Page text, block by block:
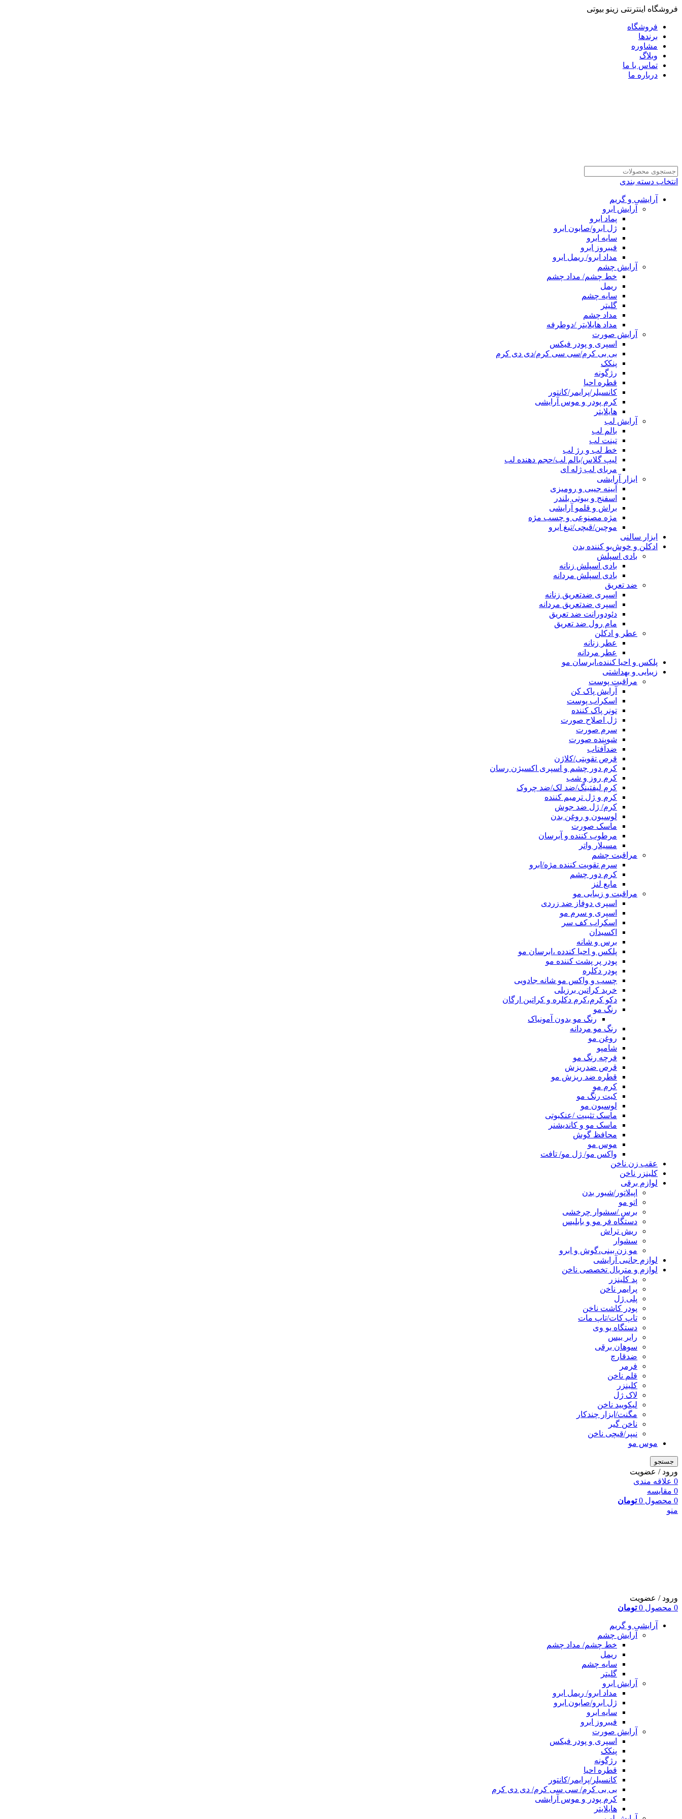
فروشگاه اینترنتی زینو بیوتی
فروشگاه
برندها
مشاوره
وبلاگ
تماس با ما
درباره ما
انتخاب دسته بندی
آرایشی و گریم
آرایش ابرو
پماد ابرو
ژل ابرو/صابون ابرو
سایه ابرو
فیبروز ابرو
مداد ابرو/ ریمل ابرو
آرایش چشم
خط چشم/ مداد چشم
ریمل
سایه چشم
گلیتر
مداد چشم
مداد هایلایتر /دوطرفه
آرایش صورت
اسپری و پودر فیکس
بی بی کرم/سی سی کرم/دی دی کرم
پنکک
رژگونه
قطره احیا
کانسیلر/پرایمر/کانتور
کرم پودر و موس آرایشی
هایلایتر
آرایش لب
بالم لب
تینت لب
خط لب و رژ لب
لیپ گلاس/بالم لب/حجم دهنده لب
مربای لب ژله ای
ابزار آرایشی
آیینه جیبی و رومیزی
اسفنج و بیوتی بلندر
براش و قلمو آرایشی
مژه مصنوعی و چسب مژه
موچین/قیچی/تیغ ابرو
ابزار سالنی
ادکلن و خوش‌بو کننده بدن
بادی اسپلش
بادی اسپلش زنانه
بادی اسپلش مردانه
ضد تعریق
اسپری ضدتعریق زنانه
اسپری ضدتعریق مردانه
دئودورانت ضد تعریق
مام رول ضد تعریق
عطر و ادکلن
عطر زنانه
عطر مردانه
پلکس و احیا کننده،ابرسان مو
زیبایی و بهداشتی
مراقبت پوست
آرایش پاک کن
اسکراب پوست
تونر پاک کننده
ژل اصلاح صورت
سرم صورت
شوینده صورت
ضدآفتاب
قرص تقویتی/کلاژن
کرم دور چشم و اسپری اکسیژن رسان
کرم روز و شب
کرم لیفتینگ/ضد لک/ضد چروک
کرم و ژل ترمیم کننده
کرم/ ژل ضد جوش
لوسیون و روغن بدن
ماسک صورت
مرطوب کننده و آبرسان
مسیلار واتر
مراقبت چشم
سرم تقویت کننده مژه/ابرو
کرم دور چشم
مایع لنز
مراقبت و زیبایی مو
اسپری دوفاز ضد زردی
اسپری و سرم مو
اسکراب کف سر
اکسیدان
برس و شانه
پلکس و احیا کندده ،ابرسان مو
پودر پر پشت کننده مو
پودر دکلره
چسب و واکس مو شانه جادویی
خرید کراتین برزیلی
دکو کرم،کرم دکلره و کراتین ارگان
رنگ مو
رنگ مو بدون آمونیاک
رنگ مو مردانه
روغن مو
شامپو
فرچه رنگ مو
قرص ضدریزش
قطره ضد ریزش مو
کرم مو
کیت رنگ مو
لوسیون مو
ماسک تثبیت /عنکبوتی
ماسک مو و کاندیشنر
محافظ گوش
موس مو
واکس مو/ ژل مو/ تافت
عقب زن ناخن
کلینزر ناخن
لوازم برقی
اپیلاتور/شیور بدن
اتو مو
برس /سشوار چرخشی
دستگاه فر مو و بابلیس
ریش تراش
سشوار
مو زن بینی،گوش و ابرو
لوازم جانبی آرایشی
لوازم و متریال تخصصی ناخن
پد کلینزر
پرایمر ناخن
پلی ژل
پودر کاشت ناخن
تاپ کات/تاپ مات
دستگاه یو وی
رابر بیس
سوهان برقی
ضدقارچ
فرمر
قلم ناخن
کلینزر
لاک ژل
لیکوييد ناخن
مگنت/ابزار چندکار
ناخن گیر
نیپر/قیچی ناخن
موس مو
جستجو
ورود / عضویت
0 علاقه مندی
0 مقایسه
0 محصول 0 تومان
منو
ورود / عضویت
0 محصول 0 تومان
آرایشی و گریم
آرایش چشم
خط چشم/ مداد چشم
ریمل
سایه چشم
گلیتر
آرایش ابرو
مداد ابرو/ ریمل ابرو
ژل ابرو/صابون ابرو
سایه ابرو
فیبروز ابرو
آرایش صورت
اسپری و پودر فیکس
پنکک
رژگونه
قطره احیا
کانسیلر/پرایمر/کانتور
بی بی کرم/ سی سی کرم/ دی دی کرم
کرم پودر و موس آرایشی
هایلایتر